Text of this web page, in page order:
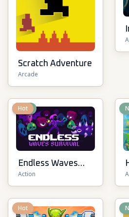
Scratch Adventure
Arcade
New
Hot
Endless Waves
Survival
Action
Hot